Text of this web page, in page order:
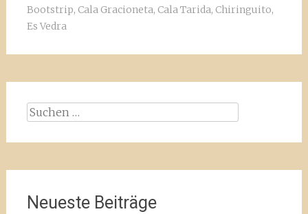
Bootstrip, Cala Gracioneta, Cala Tarida, Chiringuito,
Es Vedra
Suchen
Neueste Beiträge